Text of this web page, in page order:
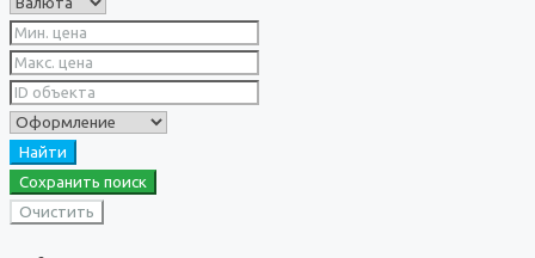
Найти
Сохранить поиск
Очистить